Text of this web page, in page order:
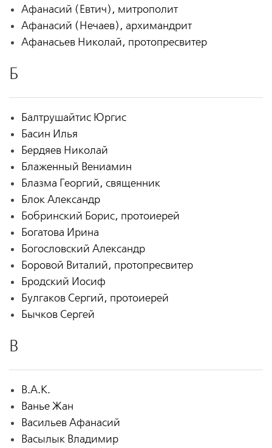
Афанасий (Евтич), митрополит
Афанасий (Нечаев), архимандрит
Афанасьев Николай, протопресвитер
Б
Балтрушайтис Юргис
Басин Илья
Бердяев Николай
Блаженный Вениамин
Блазма Георгий, священник
Блок Александр
Бобринский Борис, протоиерей
Богатова Ирина
Богословский Александр
Боровой Виталий, протопресвитер
Бродский Иосиф
Булгаков Сергий, протоиерей
Бычков Сергей
В
В.А.К.
Ванье Жан
Васильев Афанасий
Васылык Владимир